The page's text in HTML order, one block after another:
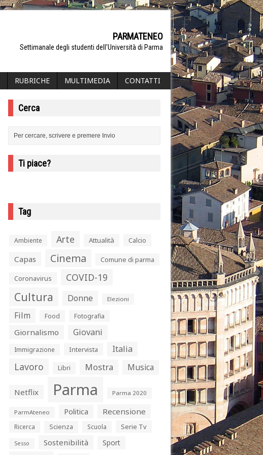
PARMATENEO
Settimanale degli studenti dell'Università di Parma
RUBRICHE MULTIMEDIA CONTATTI
Cerca
Ti piace?
Tag
Ambiente Arte Attualità Calcio
Capas Cinema Comune di parma
Coronavirus COVID-19
Cultura Donne Elezioni
Film Food Fotografia
Giornalismo Giovani
Immigrazione Intervista Italia
Lavoro Libri Mostra Musica
Netflix Parma Parma 2020
ParmAteneo Politica Recensione
Ricerca Scienza Scuola Serie Tv
Sesso Sostenibilità Sport